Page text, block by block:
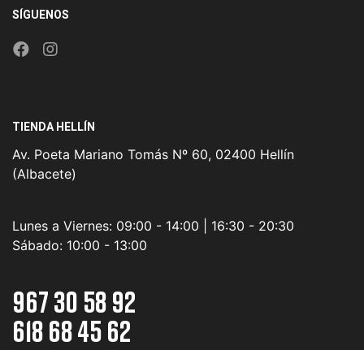
SÍGUENOS
TIENDA HELLÍN
Av. Poeta Mariano Tomás Nº 60, 02400 Hellín
(Albacete)
Lunes a Viernes: 09:00 - 14:00 | 16:30 - 20:30
Sábado: 10:00 - 13:00
967 30 58 92
618 68 45 62